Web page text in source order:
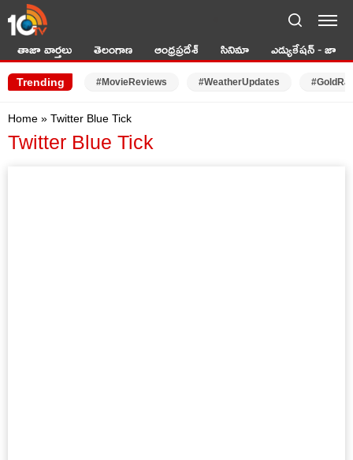
తాజా వార్తలు తెలంగాణ ఆంధ్రప్రదేశ్ సినిమా ఎడ్యుకేషన్ - జాబ్స్
Trending #MovieReviews #WeatherUpdates
Home » Twitter Blue Tick
Twitter Blue Tick